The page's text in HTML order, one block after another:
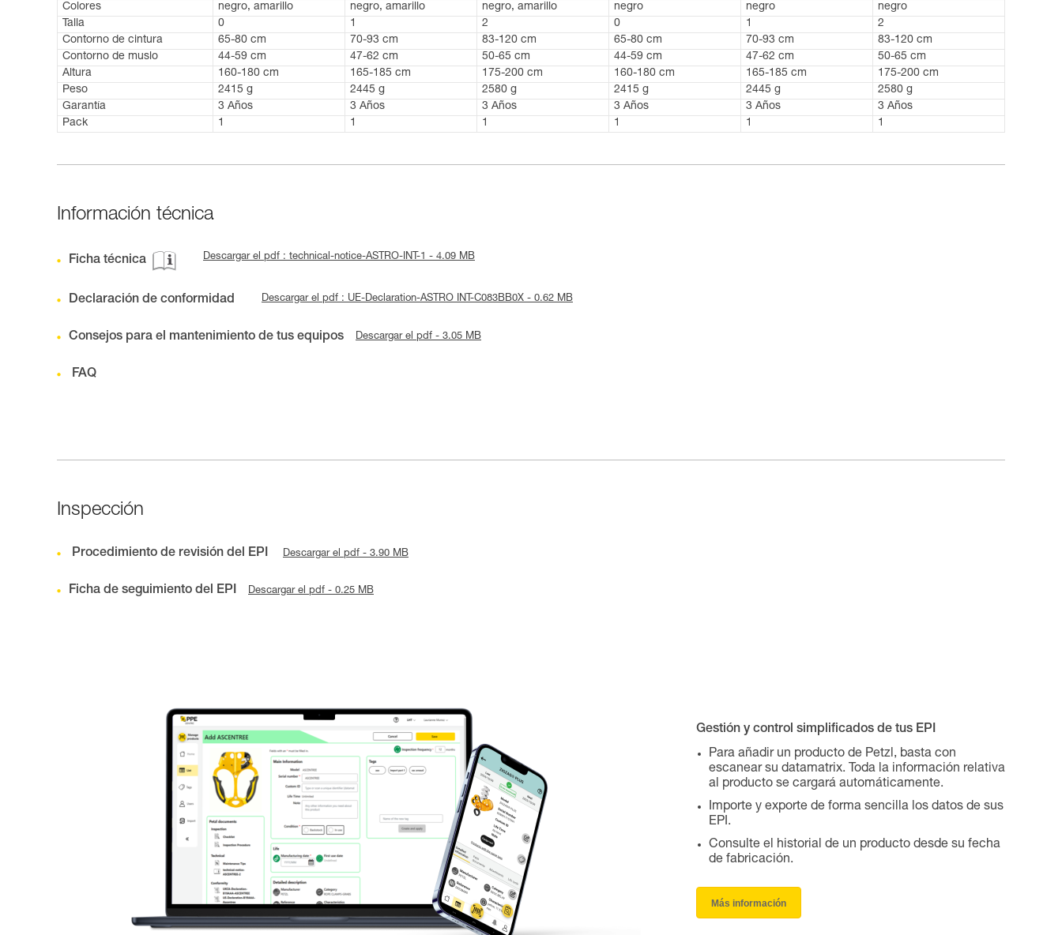
Colores
negro, amarillo negro, amarillo negro, amarillo negro negro
negro
Talla
0 1 2 0 1
2
Contorno de cintura
65-80 cm 70-93 cm 83-120 cm 65-80 cm 70-93 cm
83-120 cm
Contorno de muslo
44-59 cm 47-62 cm 50-65 cm 44-59 cm 47-62 cm
50-65 cm
Altura
160-180 cm 165-185 cm 175-200 cm 160-180 cm 165-185 cm
175-200 cm
Peso
2415 g 2445 g 2580 g 2415 g 2445 g
2580 g
Garantía
3 Años 3 Años 3 Años 3 Años 3 Años
3 Años
Pack
1 1 1 1 1 1
Información técnica
Ficha técnica Descargar el pdf : technical-notice-ASTRO-INT-1 - 4.09 MB
Declaración de conformidad Descargar el pdf : UE-Declaration-ASTRO INT-C083BB0X - 0.62 MB
Consejos para el mantenimiento de tus equipos Descargar el pdf - 3.05 MB
FAQ
Inspección
Procedimiento de revisión del EPI Descargar el pdf - 3.90 MB
Ficha de seguimiento del EPI Descargar el pdf - 0.25 MB
Gestión y control simplificados de tus EPI
Para añadir un producto de Petzl, basta con
escanear su datamatrix. Toda la información relativa
al producto se cargará automáticamente.
Importe y exporte de forma sencilla los datos de sus
EPI.
Consulte el historial de un producto desde su fecha
de fabricación.
Más información